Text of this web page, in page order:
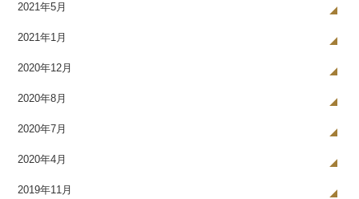
2021年5月
2021年1月
2020年12月
2020年8月
2020年7月
2020年4月
2019年11月